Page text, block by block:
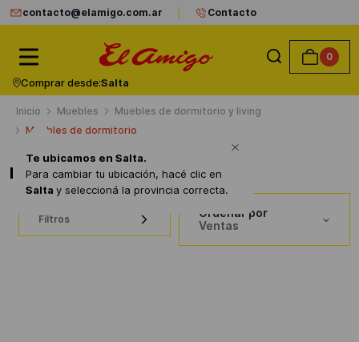
contacto@elamigo.com.ar Contacto
0
Comprar desde:Salta
Te ubicamos en Salta.
Para cambiar tu ubicación, hacé clic en
Salta y seleccioná la provincia correcta.
Muebles
Muebles de dormitorio y living
Muebles de dormitorio
Muebles de dormitorio
Filtros
Ordenar por
Ventas